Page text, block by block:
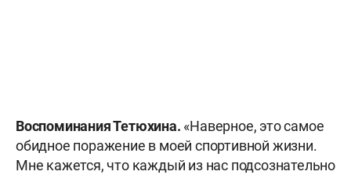
Воспоминания Тетюхина. «Наверное, это самое
обидное поражение в моей спортивной жизни.
Мне кажется, что каждый из нас подсознательно